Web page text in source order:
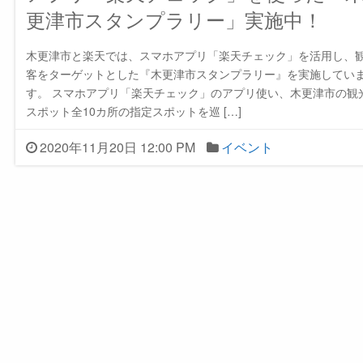
更津市スタンプラリー」実施中！
木更津市と楽天では、スマホアプリ「楽天チェック」を活用し、
客をターゲットとした『木更津市スタンプラリー』を実施していま
す。 スマホアプリ「楽天チェック」のアプリ使い、木更津市の観
スポット全10カ所の指定スポットを巡 […]
2020年11月20日 12:00 PM イベント